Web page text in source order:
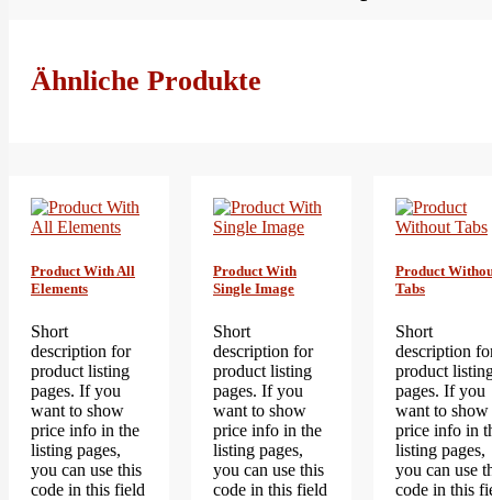
Ähnliche Produkte
Product With All
Elements
Short
description for
product listing
pages. If you
want to show
price info in the
listing pages,
you can use this
code in this field
Product With
Single Image
Short
description for
product listing
pages. If you
want to show
price info in the
listing pages,
you can use this
code in this field
Product
Tabs
Short
description
product
pages. If you
want to show
price info in
listing pages,
you can use
code in this